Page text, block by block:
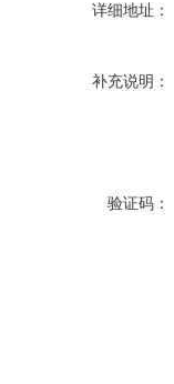
详细地址：
补充说明：
验证码：